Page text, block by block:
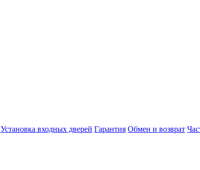
Установка входных дверей Гарантия Обмен и возврат